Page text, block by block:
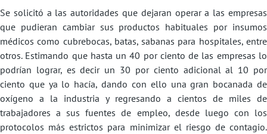
Se solicitó a las autoridades que dejaran operar a las empresas
que pudieran cambiar sus productos habituales por insumos
médicos como cubrebocas, batas, sabanas para hospitales, entre
otros. Estimando que hasta un 40 por ciento de las empresas lo
podrían lograr, es decir un 30 por ciento adicional al 10 por
ciento que ya lo hacía, dando con ello una gran bocanada de
oxígeno a la industria y regresando a cientos de miles de
trabajadores a sus fuentes de empleo, desde luego con los
protocolos más estrictos para minimizar el riesgo de contagio.